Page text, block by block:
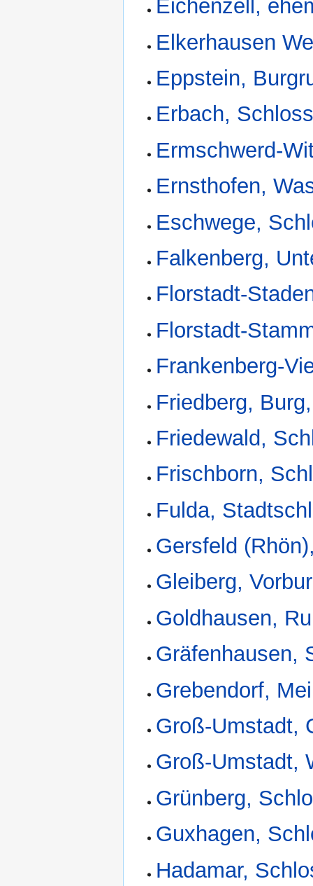
Eichenzell,
Elkerhausen
Eppstein,
Erbach,
Ermschwerd-
Ernsthofen,
Eschwege,
Falkenberg,
Florstadt-
Florstadt-
Frankenberg-
Friedberg,
Friedewald,
Frischborn,
Fulda,
Gersfeld
Gleiberg,
Goldhausen,
Gräfenhausen,
Grebendorf,
Groß-Umstadt,
Groß-Umstadt,
Grünberg,
Guxhagen,
Hadamar,